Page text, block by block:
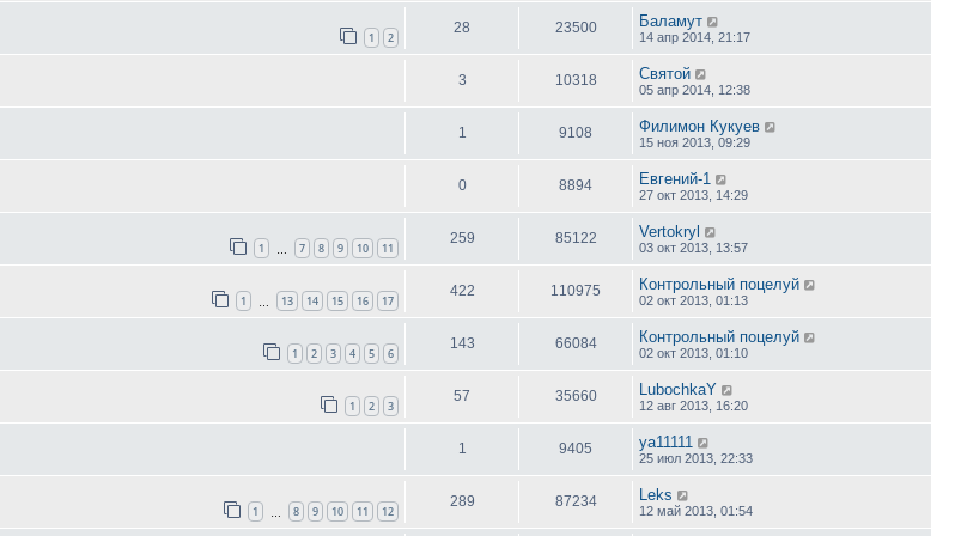
1 2
28 23500 Баламут
14 апр 2014, 21:17
3 10318 Святой
05 апр 2014, 12:38
1 9108 Филимон Кукуев
15 ноя 2013, 09:29
0 8894 Евгений-1
27 окт 2013, 14:29
1 7 8 9 10 11
259 85122 Vertokryl
03 окт 2013, 13:57
1 13 14 15 16 17
422 110975 Контрольный поцелуй
02 окт 2013, 01:13
1 2 3 4 5 6
143 66084 Контрольный поцелуй
02 окт 2013, 01:10
1 2 3
57 35660 LubochkaY
12 авг 2013, 16:20
1 9405 ya11111
25 июл 2013, 22:33
1 8 9 10 11 12
289 87234 Leks
12 май 2013, 01:54